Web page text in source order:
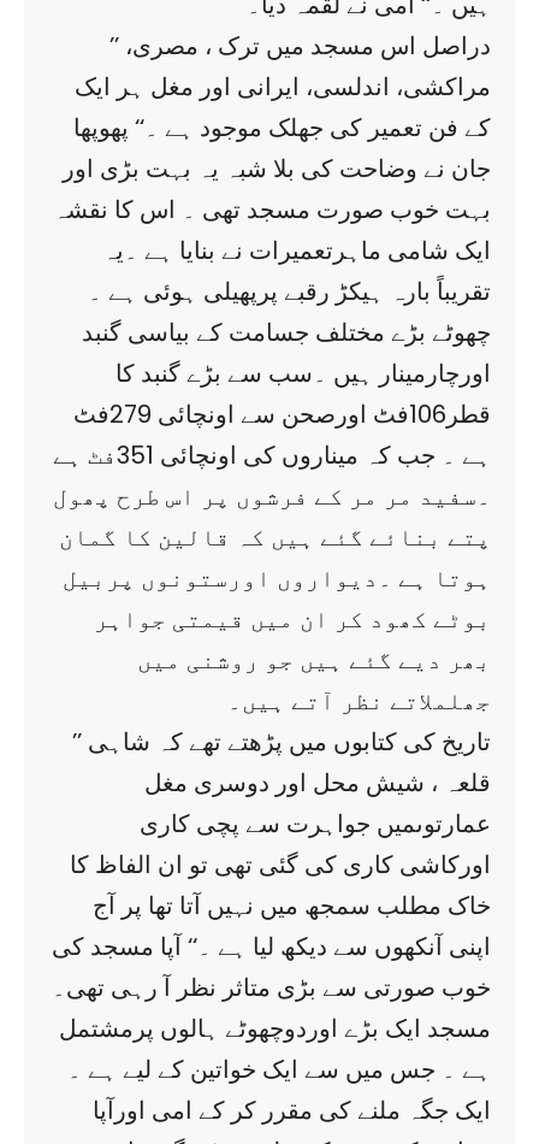
’’ دراصل اس مسجد میں ترک ، مصری،
مراکشی، اندلسی، ایرانی اور مغل ہر ایک
کے فن تعمیر کی جھلک موجود ہے ۔‘‘ پھوپھا
جان نے وضاحت کی بلا شبہ یہ بہت بڑی اور
بہت خوب صورت مسجد تھی ۔ اس کا نقشہ
ایک شامی ماہرتعمیرات نے بنایا ہے ۔یہ
تقریباً بارہ ہیکڑ رقبے پرپھیلی ہوئی ہے ۔
چھوٹے بڑے مختلف جسامت کے بیاسی گنبد
اورچارمینار ہیں ۔سب سے بڑے گنبد کا
قطر106فٹ اورصحن سے اونچائی 279فٹ
ہے ۔ جب کہ میناروں کی اونچائی 351فٹ ہے
۔سفید مر مر کے فرشوں پر اس طرح پھول
پتے بنائے گئے ہیں کہ قالین کا گمان
ہوتا ہے ۔دیواروں اورستونوں پربیل
بوٹے کھود کر ان میں قیمتی جواہر
بھر دیے گئے ہیں جو روشنی میں
جھلملاتے نظر آتے ہیں۔
’’ تاریخ کی کتابوں میں پڑھتے تھے کہ شاہی
قلعہ ، شیش محل اور دوسری مغل
عمارتوںمیں جواہرت سے پچی کاری
اورکاشی کاری کی گئی تھی تو ان الفاظ کا
خاک مطلب سمجھ میں نہیں آتا تھا پر آج
اپنی آنکھوں سے دیکھ لیا ہے ۔‘‘ آپا مسجد کی
خوب صورتی سے بڑی متاثر نظر آ رہی تھی۔
مسجد ایک بڑے اوردوچھوٹے ہالوں پرمشتمل
ہے ۔ جس میں سے ایک خواتین کے لیے ہے ۔
ایک جگہ ملنے کی مقرر کر کے امی اورآپا